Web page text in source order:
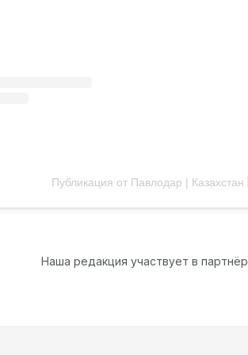
Публикация от Павлодар |
Наша редакция участвует в